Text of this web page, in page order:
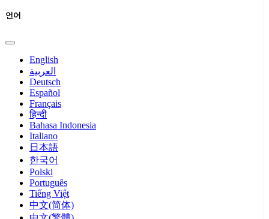
언어
English
العربية
Deutsch
Español
Français
हिन्दी
Bahasa Indonesia
Italiano
日本語
한국어
Polski
Português
Tiếng Việt
中文(简体)